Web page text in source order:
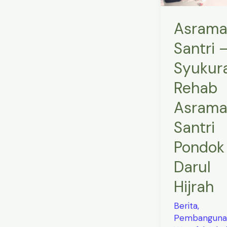
Asrama
Santri
Rehab
Asrama
Santri
Pondok
Darul
Hijrah
Berita,
Rehab
Asrama
Santri
Pondok
Darul
Hijrah